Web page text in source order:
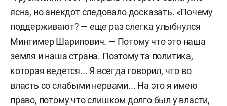
ясна, но анекдот следовало досказать. «Почему
поддерживают? — еще раз слегка улыбнулся
Минтимер Шарипович. — Потому что это наша
земля и наша страна. Поэтому та политика,
которая ведется... Я всегда говорил, что во
власть со слабыми нервами... На это я имею
право, потому что слишком долго был у власти,